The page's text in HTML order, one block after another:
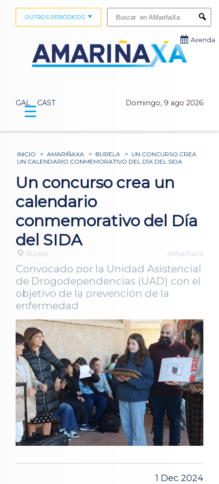
GAL CAST Domingo, 9 ago 2026
OUTROS PERIÓDICOS
Axenda
☰
INICIO > AMARIÑAXA > BURELA > UN CONCURSO CREA
UN CALENDARIO CONMEMORATIVO DEL DÍA DEL SIDA
Un concurso crea un
calendario
conmemorativo del Día
del SIDA
Burela AMariñaXa
Convocado por la Unidad Asistencial
de Drogodependencias (UAD) con el
objetivo de la prevención de la
enfermedad
1 Dec 2024